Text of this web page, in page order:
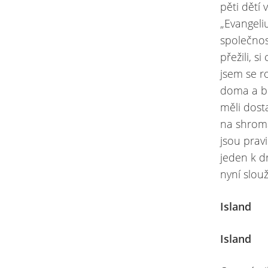
pěti dětí
přežili, si
jsem se
doma a
měli
na
jsou
jeden k
nyní
Island
Island